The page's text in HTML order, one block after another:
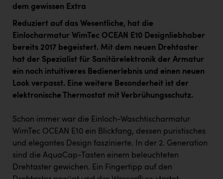
dem gewissen Extra
Reduziert auf das Wesentliche, hat die
Einlocharmatur WimTec OCEAN E10 Designliebhaber
bereits 2017 begeistert. Mit dem neuen Drehtaster
hat der Spezialist für Sanitärelektronik der Armatur
ein noch intuitiveres Bedienerlebnis und einen neuen
Look verpasst. Eine weitere Besonderheit ist der
elektronische Thermostat mit Verbrühungsschutz.
Schon immer war die Einloch-Waschtischarmatur
WimTec OCEAN E10 ein Blickfang, dessen puristisches
und elegantes Design faszinierte. In der 2. Generation
sind die AquaCap-Tasten einem beleuchteten
Drehtaster gewichen. Ein Fingertipp auf den